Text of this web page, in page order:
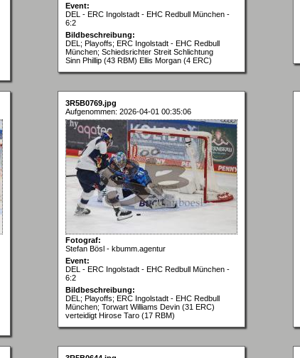
Event:
DEL - ERC Ingolstadt - EHC Redbull München -
6:2
Bildbeschreibung:
DEL; Playoffs; ERC Ingolstadt - EHC Redbull
München; Schiedsrichter Streit Schlichtung
Sinn Phillip (43 RBM) Ellis Morgan (4 ERC)
3R5B0769.jpg
Aufgenommen: 2026-04-01 00:35:06
Fotograf:
Stefan Bösl - kbumm.agentur
Event:
DEL - ERC Ingolstadt - EHC Redbull München -
6:2
Bildbeschreibung:
DEL; Playoffs; ERC Ingolstadt - EHC Redbull
München; Torwart Williams Devin (31 ERC)
verteidigt Hirose Taro (17 RBM)